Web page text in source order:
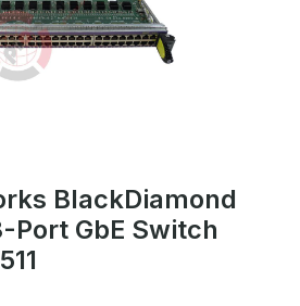
BlackDiamond
Port GbE Switch